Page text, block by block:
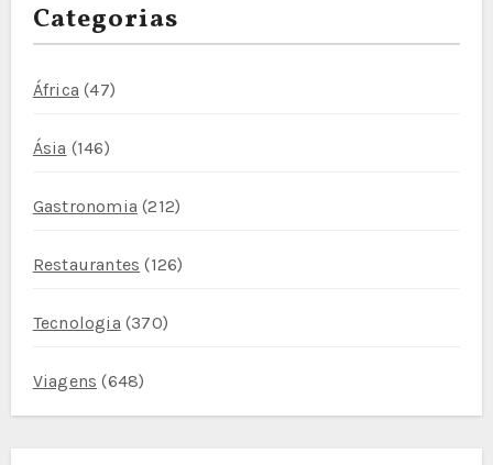
Categorias
África (47)
Ásia (146)
Gastronomia (212)
Restaurantes (126)
Tecnologia (370)
Viagens (648)